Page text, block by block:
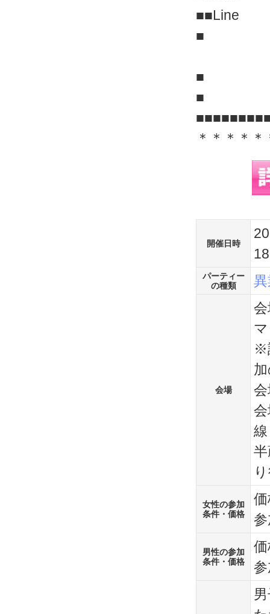
■■Line
■ か以
■
＊＊＊＊
開催日時
パーティー
の種類
会場
※
女性の参加
条件・価格
男性の参加
条件・価格